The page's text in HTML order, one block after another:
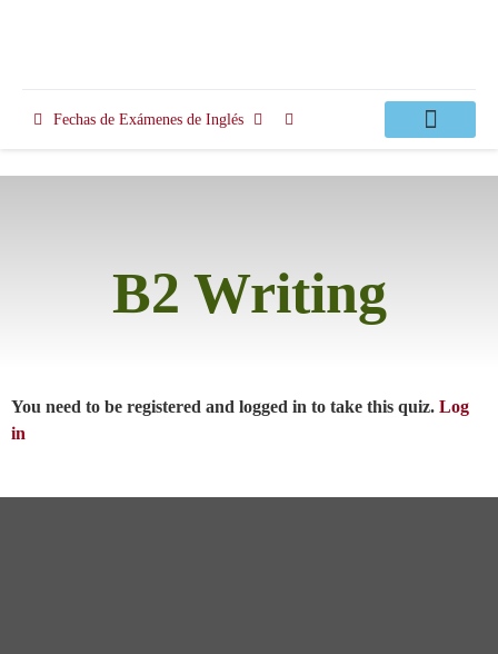
Fechas de Exámenes de Inglés
B2 Writing
You need to be registered and logged in to take this quiz. Log
in